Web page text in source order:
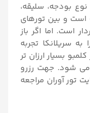
1405، برای هر نوع بودجه، سلیقه،
است و بین تورهای
است. اما اگر باز
به سریلانکا تجربه
بسیار ارزان تر
می شود. جهت رزرو
1405 به وب سایت تور آوران مراجعه